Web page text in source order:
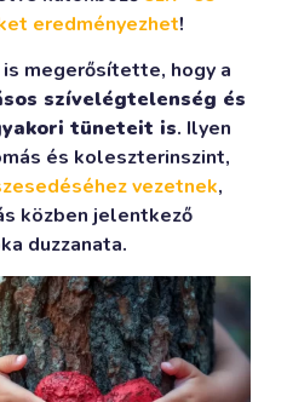
eredményezhet!
megerősítette, hogy a
szívelégtelenség és
tüneteit is. Ilyen
és koleszterinszint,
vezetnek,
közben jelentkező
duzzanata.